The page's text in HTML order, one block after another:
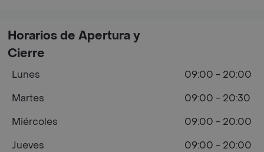
Horarios de Apertura y
Cierre
Lunes
09:00 - 20:00
Martes
09:00 - 20:30
Miércoles
09:00 - 20:00
Jueves
09:00 - 20:00